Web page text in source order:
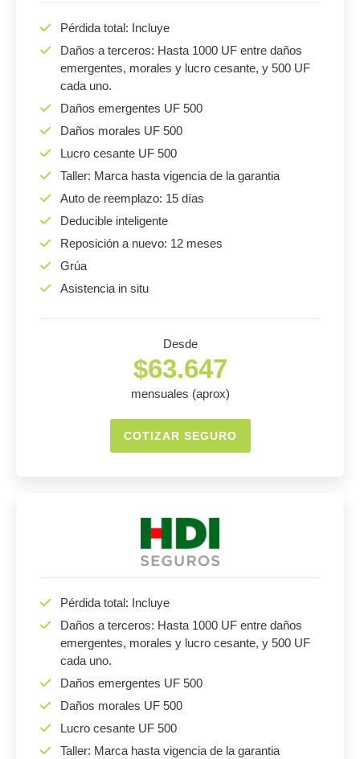
Pérdida total: Incluye
Daños a terceros: Hasta 1000 UF entre daños
emergentes, morales y lucro cesante, y 500 UF
cada uno.
Daños emergentes UF 500
Daños morales UF 500
Lucro cesante UF 500
Taller: Marca hasta vigencia de la garantia
Auto de reemplazo: 15 días
Deducible inteligente
Reposición a nuevo: 12 meses
Grúa
Asistencia in situ
Desde
$63.647
mensuales (aprox)
COTIZAR SEGURO
Pérdida total: Incluye
Daños a terceros: Hasta 1000 UF entre daños
emergentes, morales y lucro cesante, y 500 UF
cada uno.
Daños emergentes UF 500
Daños morales UF 500
Lucro cesante UF 500
Taller: Marca hasta vigencia de la garantia